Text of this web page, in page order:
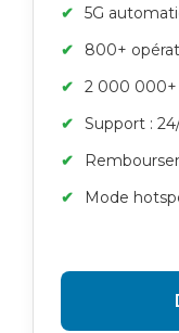
5G
800+
2 000 000+
Support :
Mode